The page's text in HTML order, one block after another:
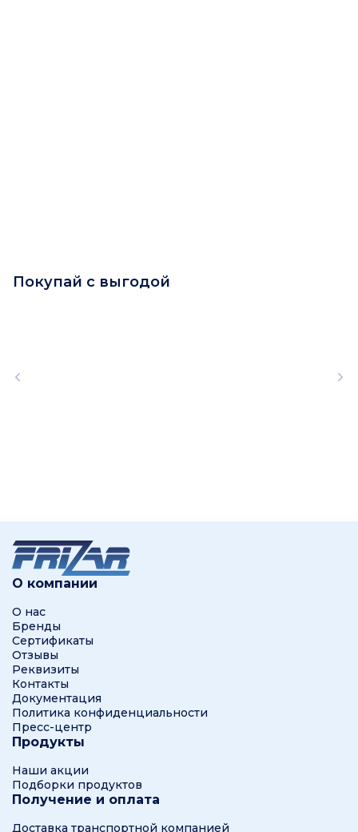
Покупай с выгодой
О компании
О нас
Бренды
Сертификаты
Отзывы
Реквизиты
Контакты
Документация
Политика конфиденциальности
Пресс-центр
Продукты
Наши акции
Подборки продуктов
Получение и оплата
Доставка транспортной компанией